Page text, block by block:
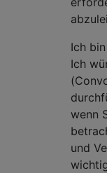
Ich
Ich
wenn
und